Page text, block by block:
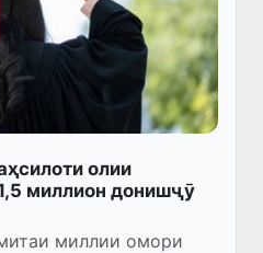
олии
миллион донишҷӯ
миллии омори